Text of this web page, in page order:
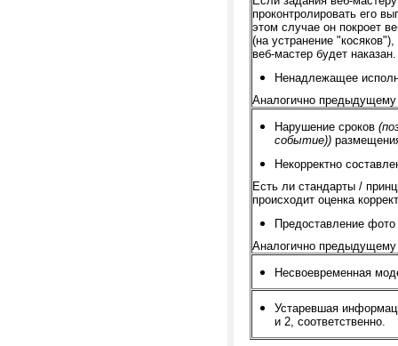
проконтролировать его
этом случае он покроет
(на устранение
веб-мастер будет наказан.
Ненадлежащее
Аналогично предыдущему
Нарушение сроков
событие))
Некорректно
Есть ли стандарты /
происходит оценка
Предоставление
Аналогично предыдущему
Несвоевременная
Устаревшая
и 2, соответственно.